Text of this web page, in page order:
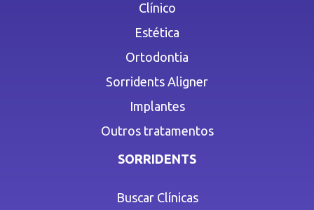
Clínico
Estética
Ortodontia
Sorridents Aligner
Implantes
Outros tratamentos
SORRIDENTS
Buscar Clínicas